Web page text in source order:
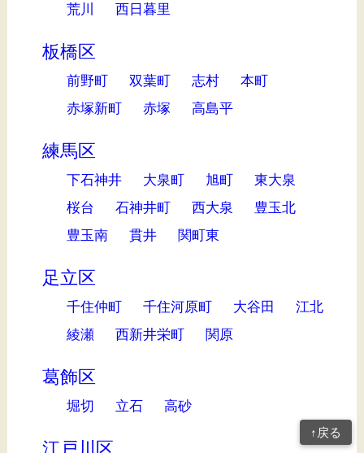
荒川 西日暮里
板橋区
前野町 双葉町 志村
本町
赤塚新町
赤塚 高島平
練馬区
下石神井 大泉町 旭町
東大泉
桜台
石神井町 西大泉
豊玉北
豊玉南
貫井 関町東
足立区
千住仲町 千住河原町 大谷田
江北
綾瀬
西新井栄町 関原
葛飾区
堀切 立石 高砂
江戸川区
↑戻る